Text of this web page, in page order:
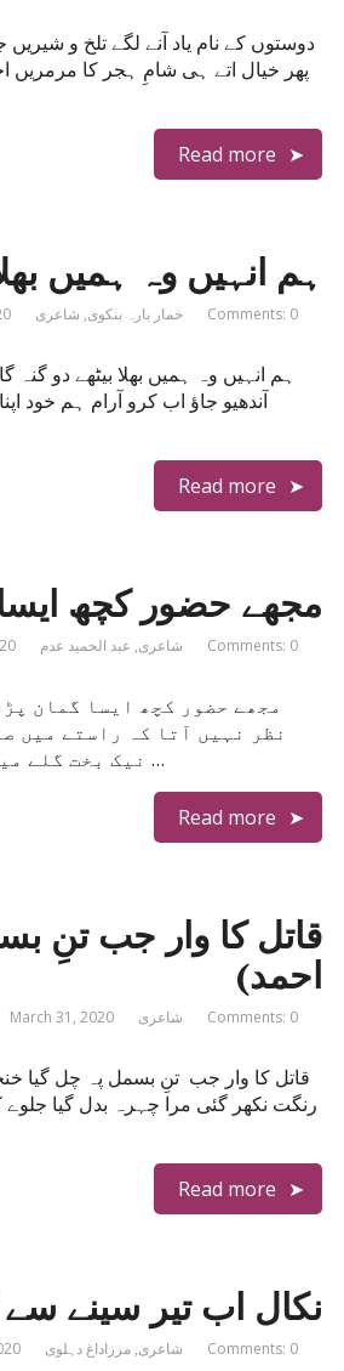
دوستوں کے نام یاد آنے لگے تلخ و شیریں
پھر خیال اتے ہی شامِ ہجر کا مرمریں
Read more
ہم انہیں وہ ہمیں
خمار بارہ بنکوی, شاعری Comments: 0
ہم انہیں وہ ہمیں بھلا بیٹھے دو گنہ
آندھیو جاؤ اب کرو آرام ہم خود
Read more
مجھے حضور کچھ
شاعری, عبد الحمید عدم Comments: 0
مجھے حضور کچھ ایسا گمان
نظر نہیں آتا کہ راستے میں
نیک بخت گلے میرے آن پرتا ہے ہمیں خبر ہے حصولِ مراد سے پہلے خراب ہونا …
Read more
قاتل کا وار جب تنِ
احمد)
March 31, 2020 شاعری Comments: 0
قاتل کا وار جب تنِ بسمل پہ چل گیا
رنگت نکھر گئی مرا چہرہ بدل گیا
Read more
نکال اب تیر سینے
شاعری, مرزاداغ دہلوی Comments: 0